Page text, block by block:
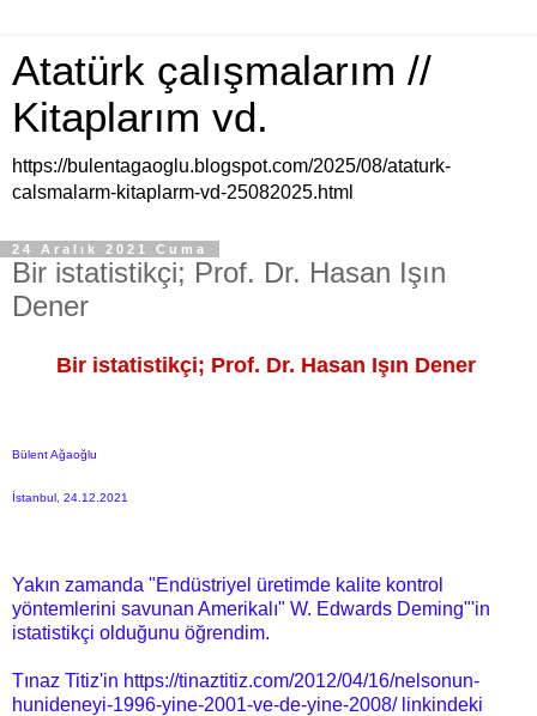
Atatürk çalışmalarım //
Kitaplarım vd.
https://bulentagaoglu.blogspot.com/2025/08/ataturk-
calsmalarm-kitaplarm-vd-25082025.html
24 Aralık 2021 Cuma
Bir istatistikçi; Prof. Dr. Hasan Işın
Dener
Bir istatistikçi; Prof. Dr. Hasan Işın Dener
Bülent Ağaoğlu
İstanbul, 24.12.2021
Yakın zamanda "Endüstriyel üretimde kalite kontrol
yöntemlerini savunan Amerikalı" W. Edwards Deming"'in
istatistikçi olduğunu öğrendim.
Tınaz Titiz'in https://tinaztitiz.com/2012/04/16/nelsonun-
hunideneyi-1996-yine-2001-ve-de-yine-2008/ linkindeki